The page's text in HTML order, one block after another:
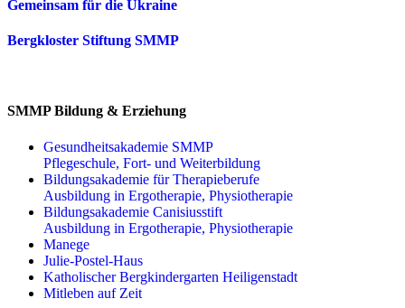
Gemeinsam für die Ukraine
Bergkloster Stiftung SMMP
SMMP Bildung & Erziehung
Gesundheitsakademie SMMP
Pflegeschule, Fort- und Weiterbildung
Bildungsakademie für Therapieberufe
Ausbildung in Ergotherapie, Physiotherapie
Bildungsakademie Canisiusstift
Ausbildung in Ergotherapie, Physiotherapie
Manege
Julie-Postel-Haus
Katholischer Bergkindergarten Heiligenstadt
Mitleben auf Zeit